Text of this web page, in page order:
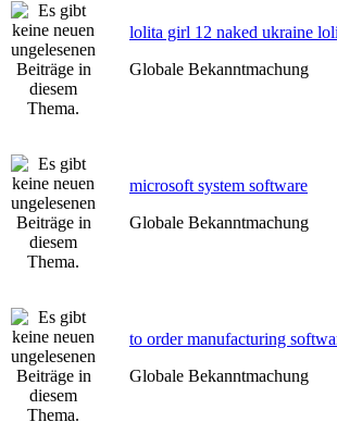
lolita girl 12 naked ukraine
Globale Bekanntmachung
microsoft system software
Globale Bekanntmachung
to order manufacturing
Globale Bekanntmachung